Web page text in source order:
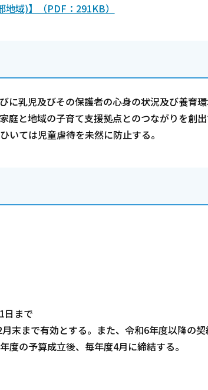
域)】（PDF：291KB）
に乳児及びその保護者の心身の状況及び養育
庭と地域の子育て支援拠点とのつながりを創
いては児童虐待を未然に防止する。
日まで
末まで有効とする。また、令和6年度以降の
の予算成立後、毎年度4月に締結する。